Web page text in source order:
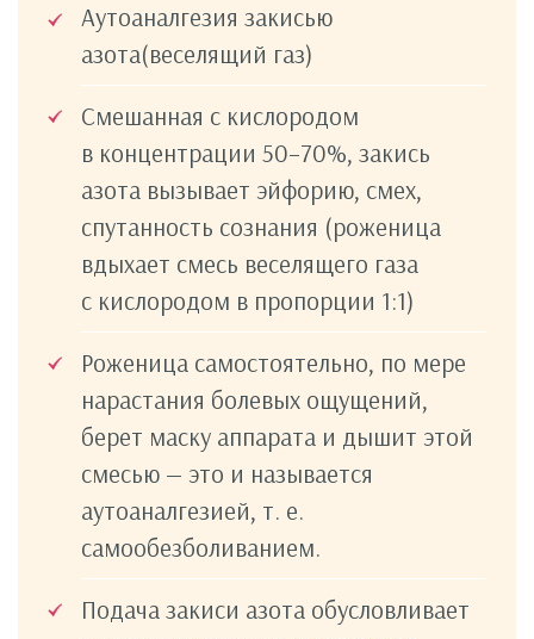
Аутоаналгезия закисью
азота(веселящий газ)
Смешанная с кислородом
в концентрации 50–70%, закись
азота вызывает эйфорию, смех,
спутанность сознания (роженица
вдыхает смесь веселящего газа
с кислородом в пропорции 1:1)
Роженица самостоятельно, по мере
нарастания болевых ощущений,
берет маску аппарата и дышит этой
смесью — это и называется
аутоаналгезией, т. е.
самообезболиванием.
Подача закиси азота обусловливает